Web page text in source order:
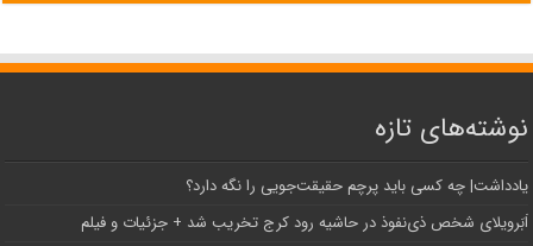
نوشته‌های تازه
یادداشت| ‌چه کسی باید پرچم حقیقت‌جویی را نگه دارد؟
اَبَر‌ویلای شخص ذی‌نفوذ در حاشیه‌ رود کرج تخریب شد + جزئیات و فیلم